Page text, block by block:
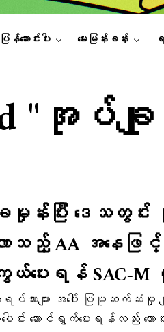
ြန်ဆောင်းပါး မေးမြန်းခန်း
"အုပ်
မှုန်းပြီး ဒေသတွ
သည့် AA အနေဖြ
ပေးရန် SAC-
ပ်သားများ အပေါ် ပြုမူဆက်ဆံမှု မျ
ါင်း ဆောင်ရွက်ပေးရန်လည်း တော